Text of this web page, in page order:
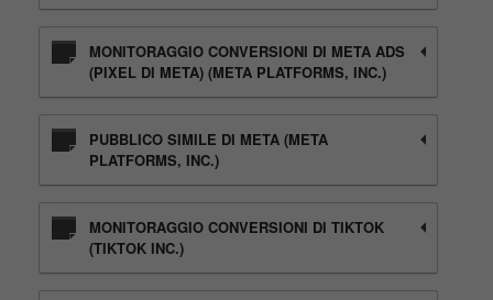
MONITORAGGIO CONVERSIONI DI META ADS
(PIXEL DI META) (META PLATFORMS, INC.)
PUBBLICO SIMILE DI META (META
PLATFORMS, INC.)
MONITORAGGIO CONVERSIONI DI TIKTOK
(TIKTOK INC.)